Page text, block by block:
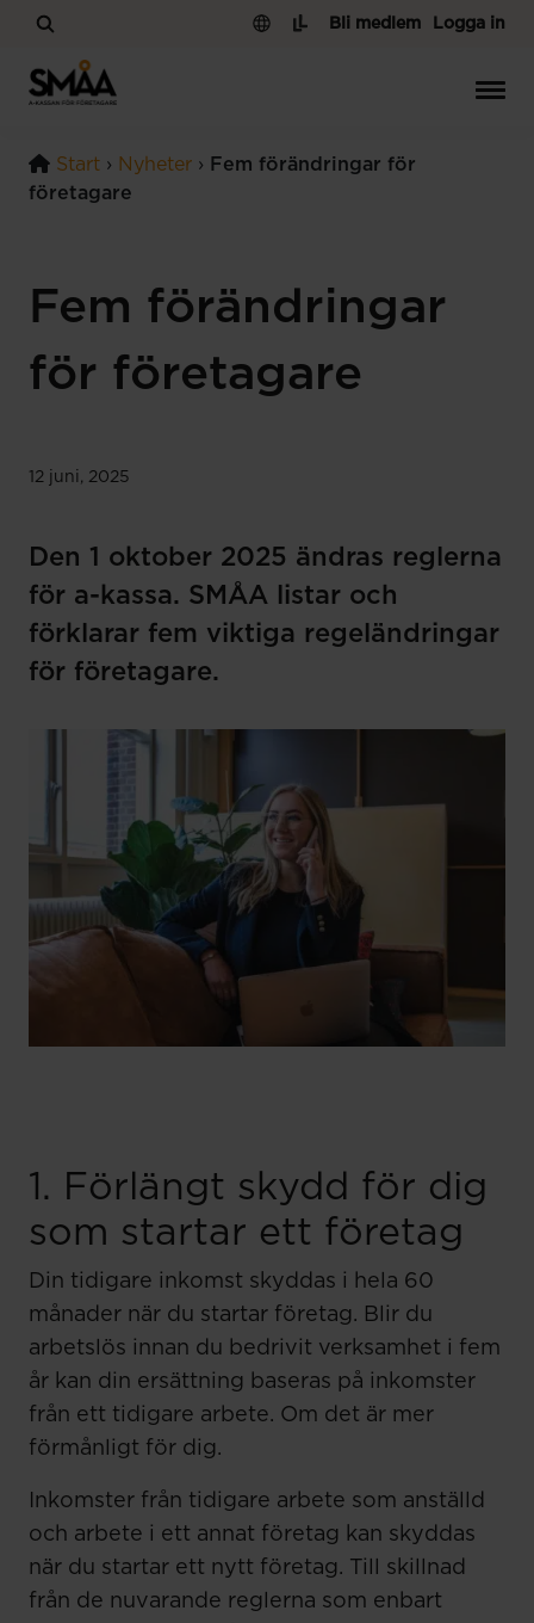
Hoppa till innehåll
Logga in
Bli medlem
Start › Nyheter › Fem förändringar för
företagare
Fem förändringar
för företagare
12 juni, 2025
Den 1 oktober 2025 ändras reglerna
för a-kassa. SMÅA listar och
förklarar fem viktiga regeländringar
för företagare.
1. Förlängt skydd för dig
som startar ett företag
Din tidigare inkomst skyddas i hela 60
månader när du startar företag. Blir du
arbetslös innan du bedrivit verksamhet i fem
år kan din ersättning baseras på inkomster
från ett tidigare arbete. Om det är mer
förmånligt för dig.
Inkomster från tidigare arbete som anställd
och arbete i ett annat företag kan skyddas
när du startar ett nytt företag. Till skillnad
från de nuvarande reglerna som enbart